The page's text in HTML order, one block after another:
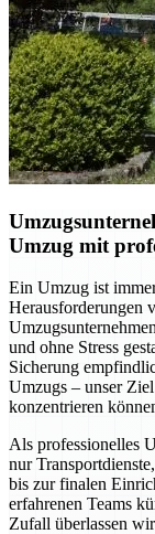
Umzug mit
Ein Umzug ist
Herausforderungen
und ohne Stress
Sicherung
Umzugs – unser
konzentrieren
Als professionelles
nur
bis zur finalen
erfahrenen Teams
Zufall überlassen